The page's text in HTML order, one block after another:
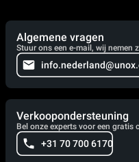
Algemene vragen
Stuur ons een e-mail, wij nemen
Verkoopondersteuning
Bel onze experts voor een gratis
+31 70 700 6170